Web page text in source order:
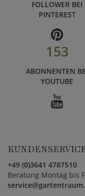
FOLLOWER BEI
PINTEREST
153
ABONNENTEN
YOUTUBE
+49 (0)3641 4787510
Beratung Montag bis